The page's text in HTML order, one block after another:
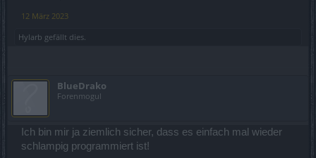
12 März 2023
Hylarb gefällt dies.
BlueDrako
Forenmogul
Ich bin mir ja ziemlich sicher, dass es einfach mal wieder
schlampig programmiert ist!